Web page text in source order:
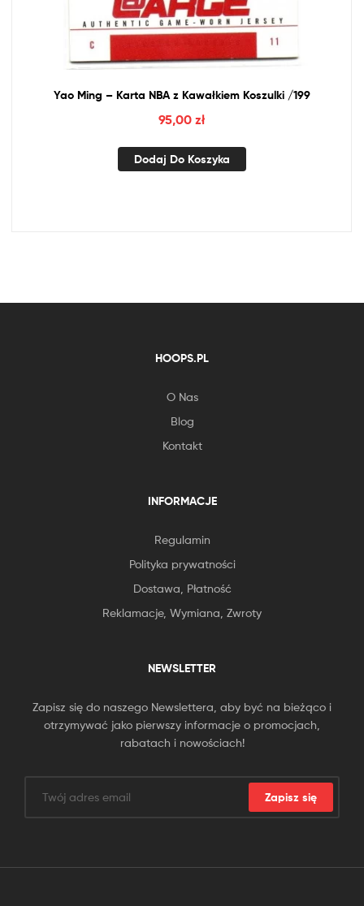
Yao Ming – Karta NBA zKawałkiem Koszulki /199
95,00 zł
Dodaj Do Koszyka
HOOPS.PL
O Nas
Blog
Kontakt
INFORMACJE
Regulamin
Polityka prywatności
Dostawa, Płatność
Reklamacje, Wymiana, Zwroty
NEWSLETTER
Zapisz się do naszego Newslettera, aby być na bieżąco i
otrzymywać jako pierwszy informacje o promocjach,
rabatach i nowościach!
Zapisz się